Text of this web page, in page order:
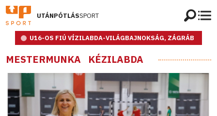
UTÁNPÓTLÁSSPORT
U16-OS FIÚ VÍZILABDA-VILÁGBAJNOKSÁG, ZÁGRÁB
MESTERMUNKA KÉZILABDA